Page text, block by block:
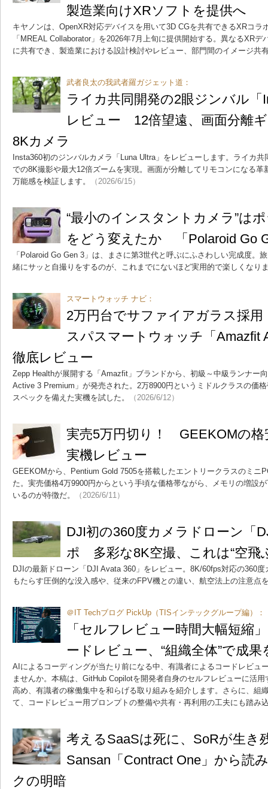
製造業向けXRソフトを提供へ
キヤノンは、OpenXR対応デバイスを用いて3D CGを共有できるXRコラ
「MREAL Collaborator」を2026年7月上旬に提供開始する。異なるXR
に共有でき、製造業における設計検討やレビュー、部門間のイメージ共
武者良太の我武者羅ガジェット道：
ライカ共同開発の2眼ジンバル「
レビュー 12倍望遠、画面分離
8Kカメラ
Insta360初のジンバルカメラ「Luna Ultra」をレビューします。ライカ
での8K撮影や最大12倍ズームを実現。画面が分離してリモコンになる
万能感を検証します。
（2026/6/15）
“最小のインスタントカメラ”は
をどう変えたか 「Polaroid Go
「Polaroid Go Gen 3」は、まさに第3世代と呼ぶにふさわしい完成度。
緒にサッと自撮りをするのが、これまでにないほど実用的で楽しくなり
スマートウォッチ ナビ：
2万円台でサファイアガラス採
スパスマートウォッチ「Amazfit
徹底レビュー
Zepp Healthが展開する「Amazfit」ブランドから、初級～中級ランナー
Active 3 Premium」が発売された。2万8900円というミドルクラスの価
スペックを備えた実機を試した。
（2026/6/12）
実売5万円切り！ GEEKOMの格
実機レビュー
GEEKOMから、Pentium Gold 7505を搭載したエントリークラスのミニ
た。実売価格4万9900円からという手頃な価格帯ながら、メモリの増設
いるのが特徴だ。
（2026/6/11）
DJI初の360度カメラドローン「
ポ 多彩な8K空撮、これは“空飛
DJIの最新ドローン「DJI Avata 360」をレビュー。8K/60fps対応の360
もたらす圧倒的な没入感や、従来のFPV機との違い、航空法上の注意点
＠IT Techブログ PickUp（TISインテックグループ編）：
「セルフレビュー時間大幅短縮
ードレビュー、“組織全体”で成
AIによるコーディングが当たり前になる中、有識者によるコードレビュ
ませんか。本稿は、GitHub Copilotを開発者自身のセルフレビューに活
高め、有識者の稼働集中を和らげる取り組みを紹介します。さらに、組
て、コードレビュー用プロンプトの整備や共有・再利用の工夫にも踏み
考えるSaaSは死に、SoRが生き
Sansan「Contract One」から読
クの明暗